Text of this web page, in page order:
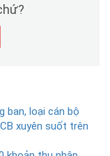
ban, loại cán bộ
xuyên suốt trên